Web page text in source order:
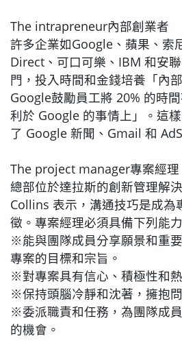
The intrapreneur內部創業者
許多企業如Google、蘋果、索
Direct、可口可樂、IBM 和安
門，投入時間和金錢培養「內
Google鼓勵員工將 20% 的時
利於 Google 的事情上」。這
了 Google 新聞、Gmail 和
The project manager專案經理
總部位於達拉斯的創新管理解
Collins 表示，溝通技巧是成為
徵。專案經理必須具備下列能力
※能與團隊成員分享願景和重
專案的目標和宗旨。
※對專案具有信心、積極性和
※保持頭腦冷靜和沈著，擁抱
※委派職責和任務，為團隊成
的機會。